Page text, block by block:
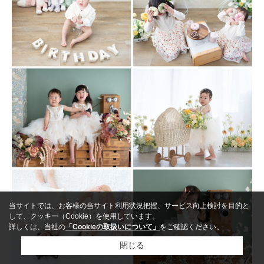
当サイトでは、お客様の当サイト利用状況把握、サービス向上検討を目的と
して、クッキー（Cookie）を使用しています。
詳しくは、当社の 「Cookieの取扱いについて」 をご確認ください。
閉じる